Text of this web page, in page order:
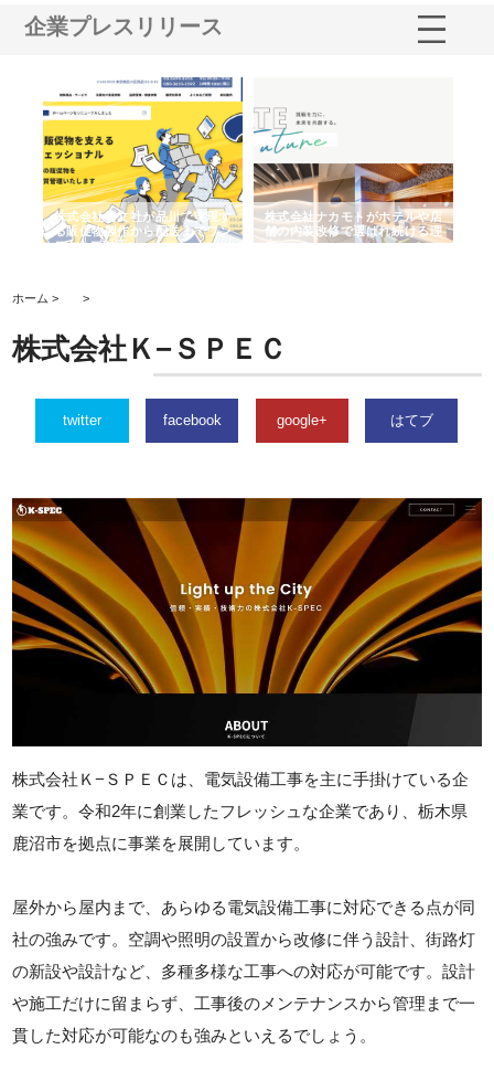
企業プレスリリース
株式会社耕文社が品川で実現す
る販促物製作から配送までワン
ストップ対応
株式会社ナカモトがホテルや店
舗の内装改修で選ばれ続ける理
由
ホーム > >
株式会社Ｋ−ＳＰＥＣ
twitter facebook google+ はてブ
株式会社Ｋ−ＳＰＥＣは、電気設備工事を主に手掛けている企
業です。令和2年に創業したフレッシュな企業であり、栃木県
鹿沼市を拠点に事業を展開しています。
屋外から屋内まで、あらゆる電気設備工事に対応できる点が同
社の強みです。空調や照明の設置から改修に伴う設計、街路灯
の新設や設計など、多種多様な工事への対応が可能です。設計
や施工だけに留まらず、工事後のメンテナンスから管理まで一
貫した対応が可能なのも強みといえるでしょう。